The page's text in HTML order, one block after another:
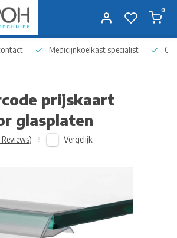
0
Medicijnkoelkast specialist Op
prijskaart
glasplaten
Vergelijk